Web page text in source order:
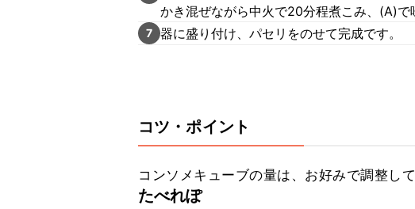
かき混ぜながら中火で20分程煮こみ、(A)で
7 器に盛り付け、パセリをのせて完成です。
コツ・ポイント
コンソメキューブの量は、お好みで調整して
たべれぽ